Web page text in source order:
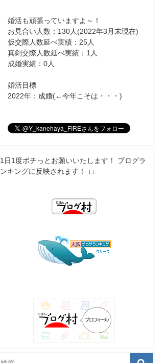
婚活も頑張っていますよ～！
お見合い人数：130人(2022年3月末現在)
仮交際人数延べ実績：25人
真剣交際人数延べ実績：1人
成婚実績：0人
婚活目標
2022年：成婚(←今年こそは・・・)
1日1度ポチっとお願いいたします！ ブログラ
ンキングに反映されます！ ↓↓